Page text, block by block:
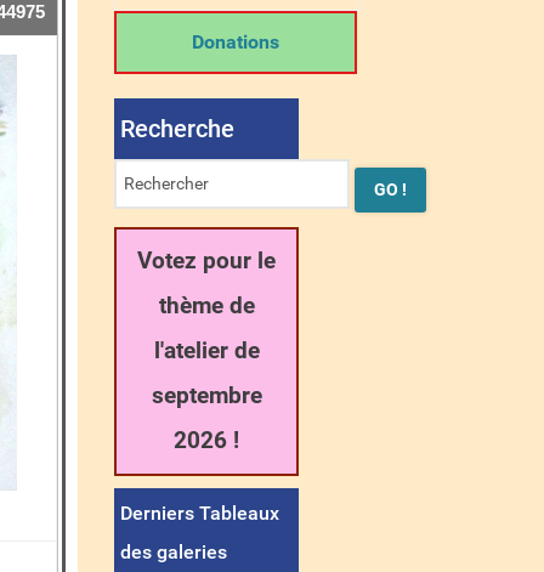
Donations
Recherche
Votez pour le
thème de
l'atelier de
septembre
2026 !
Derniers Tableaux
des galeries